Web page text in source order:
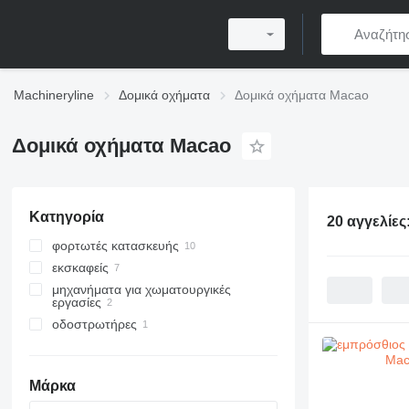
Machineryline Δομικά οχήματα Δομικά οχήματα Macao
Δομικά οχήματα Macao
Κατηγορία
φορτωτές κατασκευής
εμπρόσθιοι τροχοφόροι φορτωτές
εκσκαφείς
μίνι εκσκαφείς
φορτωτές εκσκαφείς
μηχανήματα για χωματουργικές
εργασίες
γκρέιντερ
οδοστρωτήρες
Μάρκα
20 αγγελίες: